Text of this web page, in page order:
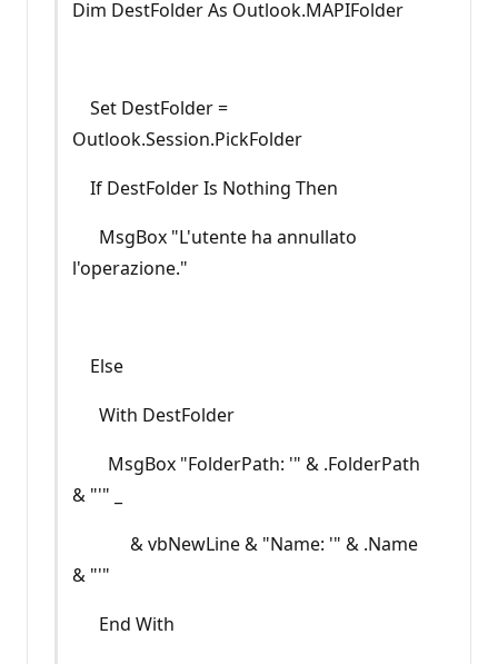
Dim DestFolder As Outlook.MAPIFolder
Set DestFolder =
Outlook.Session.PickFolder
If DestFolder Is Nothing Then
MsgBox "L'utente ha annullato
l'operazione."
Else
With DestFolder
MsgBox "FolderPath: '" & .FolderPath
& "'" _
& vbNewLine & "Name: '" & .Name
& "'"
End With